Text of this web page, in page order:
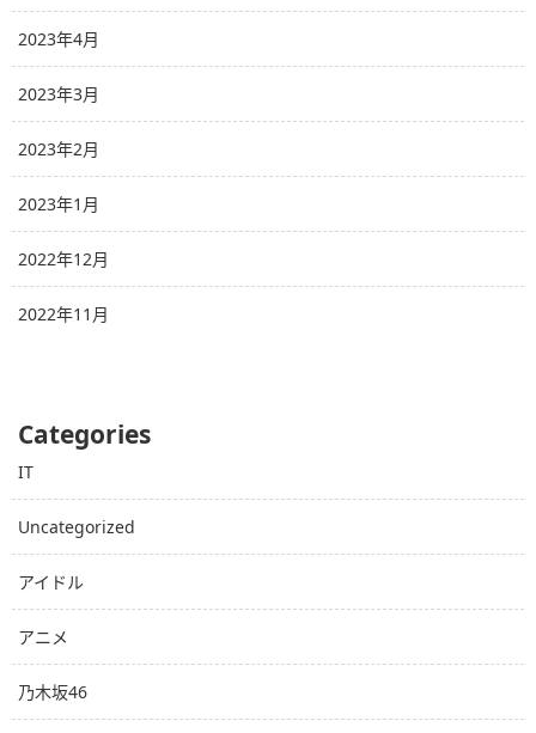
2023年4月
2023年3月
2023年2月
2023年1月
2022年12月
2022年11月
Categories
IT
Uncategorized
アイドル
アニメ
乃木坂46